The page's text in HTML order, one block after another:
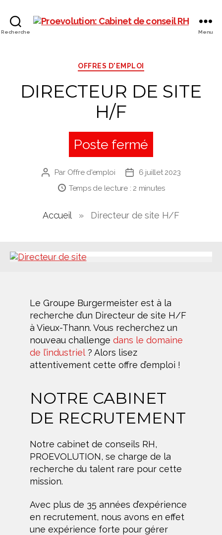
Recherche Menu
Catégories
OFFRES D'EMPLOI
DIRECTEUR DE SITE
H/F
Poste fermé
Auteur
l’article
Par Offre d'emploi
Date6 juillet 2023
Temps de lecture : 2 minutes
Accueil » Directeur de site H/F
Le Groupe Burgermeister est à la
recherche d’un Directeur de site H/F
à Vieux-Thann. Vous recherchez un
nouveau challenge dans le domaine
de l’industriel ? Alors lisez
attentivement cette offre d’emploi !
NOTRE CABINET
DE RECRUTEMENT
Notre cabinet de conseils RH,
PROEVOLUTION, se charge de la
recherche du talent rare pour cette
mission.
Avec plus de 35 années d’expérience
en recrutement, nous avons en effet
une expérience forte pour gérer